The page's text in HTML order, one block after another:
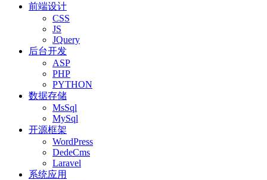
前端设计
CSS
JS
JQuery
后台开发
ASP
PHP
PYTHON
数据存储
MsSql
MySql
开源框架
WordPress
DedeCms
Laravel
系统应用